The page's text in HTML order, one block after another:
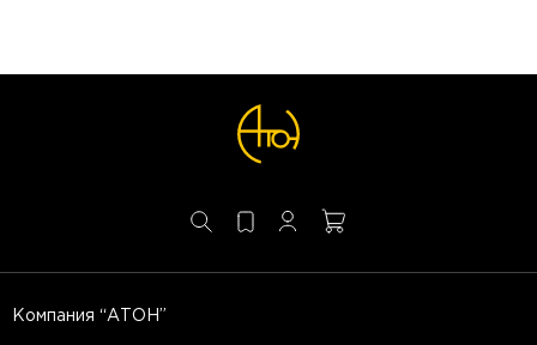
Компания “АТОН”